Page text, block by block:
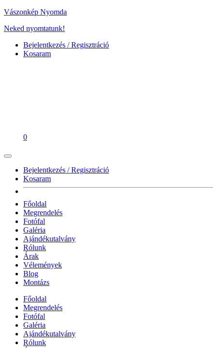
Vászonkép Nyomda
Neked nyomtatunk!
Bejelentkezés / Regisztráció
Kosaram
0
Bejelentkezés / Regisztráció
Kosaram
Főoldal
Megrendelés
Fotófal
Galéria
Ajándékutalvány
Rólunk
Árak
Vélemények
Blog
Montázs
Főoldal
Megrendelés
Fotófal
Galéria
Ajándékutalvány
Rólunk